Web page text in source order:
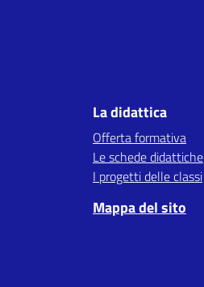
La didattica
Offerta formativa
Le schede didattiche
I progetti delle classi
Mappa del sito